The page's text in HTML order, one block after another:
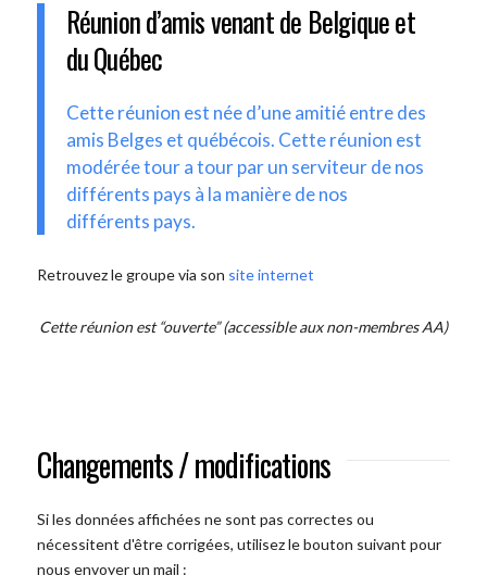
Réunion d’amis venant de Belgique et
du Québec
Cette réunion est née d’une amitié entre des
amis Belges et québécois. Cette réunion est
modérée tour a tour par un serviteur de nos
différents pays à la manière de nos
différents pays.
Retrouvez le groupe via son site internet
Cette réunion est “ouverte” (accessible aux non-membres AA)
Changements / modifications
Si les données affichées ne sont pas correctes ou
nécessitent d'être corrigées, utilisez le bouton suivant pour
nous envoyer un mail :